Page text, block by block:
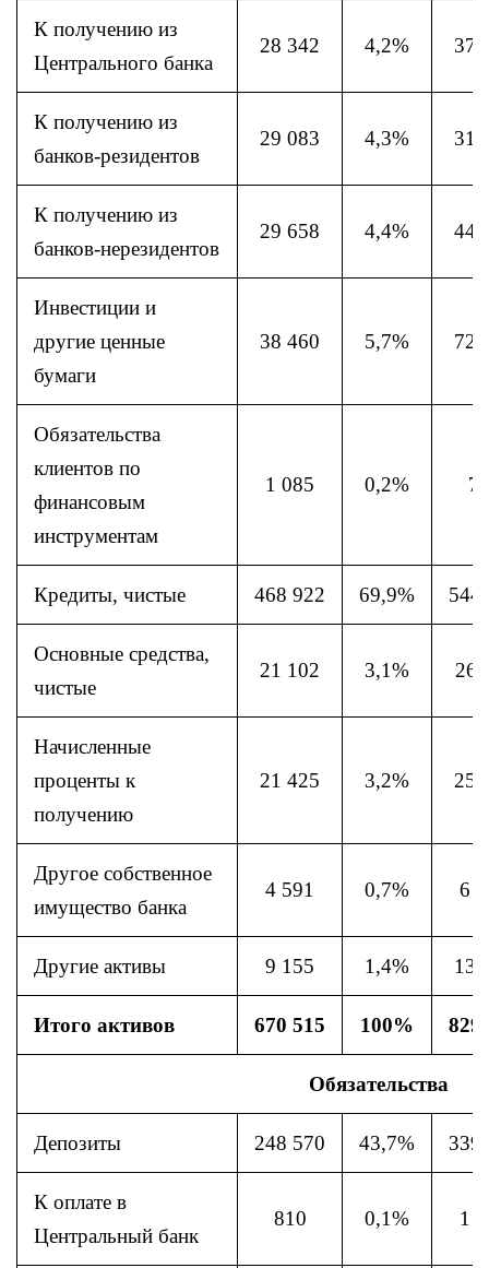
К получению из
Центрального банка
28 342 4,2% 37
К получению из
банков-резидентов
29 083 4,3% 31
К получению из
банков-нерезидентов
29 658 4,4% 44
Инвестиции и
другие ценные
бумаги
38 460 5,7% 72
Обязательства
клиентов по
финансовым
инструментам
1 085 0,2%
Кредиты, чистые 468 922 69,9% 544
Основные средства,
чистые
21 102 3,1% 26
Начисленные
проценты к
получению
21 425 3,2% 25
Другое собственное
имущество банка
4 591 0,7% 6
Другие активы 9 155 1,4% 13
Итого активов 670 515 100% 829
Обязательства
Депозиты 248 570 43,7% 339
К оплате в
Центральный банк
810 0,1% 1